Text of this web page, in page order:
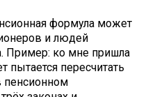
формула может
и людей
Пример: ко мне пришла
пытается пересчитать
пенсионном